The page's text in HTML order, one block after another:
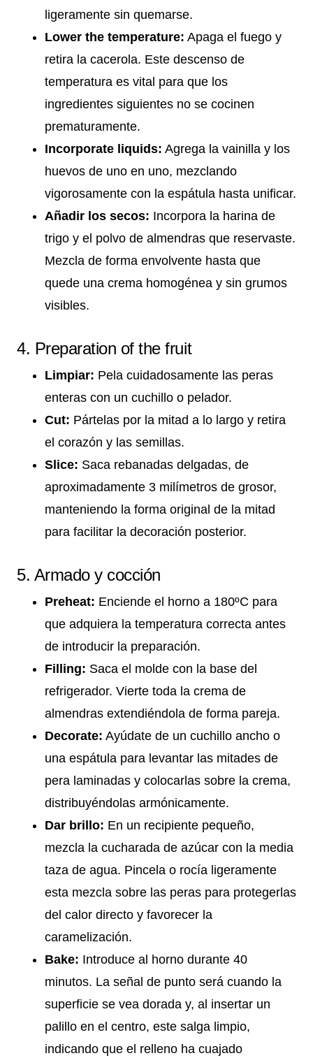
ligeramente sin quemarse.
Lower the temperature: Apaga el fuego y
retira la cacerola. Este descenso de
temperatura es vital para que los
ingredientes siguientes no se cocinen
prematuramente.
Incorporate liquids: Agrega la vainilla y los
huevos de uno en uno, mezclando
vigorosamente con la espátula hasta unificar.
Añadir los secos: Incorpora la harina de
trigo y el polvo de almendras que reservaste.
Mezcla de forma envolvente hasta que
quede una crema homogénea y sin grumos
visibles.
4. Preparation of the fruit
Limpiar: Pela cuidadosamente las peras
enteras con un cuchillo o pelador.
Cut: Pártelas por la mitad a lo largo y retira
el corazón y las semillas.
Slice: Saca rebanadas delgadas, de
aproximadamente 3 milímetros de grosor,
manteniendo la forma original de la mitad
para facilitar la decoración posterior.
5. Armado y cocción
Preheat: Enciende el horno a 180ºC para
que adquiera la temperatura correcta antes
de introducir la preparación.
Filling: Saca el molde con la base del
refrigerador. Vierte toda la crema de
almendras extendiéndola de forma pareja.
Decorate: Ayúdate de un cuchillo ancho o
una espátula para levantar las mitades de
pera laminadas y colocarlas sobre la crema,
distribuyéndolas armónicamente.
Dar brillo: En un recipiente pequeño,
mezcla la cucharada de azúcar con la media
taza de agua. Pincela o rocía ligeramente
esta mezcla sobre las peras para protegerlas
del calor directo y favorecer la
caramelización.
Bake: Introduce al horno durante 40
minutos. La señal de punto será cuando la
superficie se vea dorada y, al insertar un
palillo en el centro, este salga limpio,
indicando que el relleno ha cuajado